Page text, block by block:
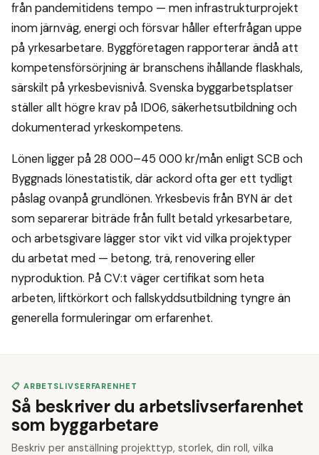
från pandemitidens tempo — men infrastrukturprojekt
inom järnväg, energi och försvar håller efterfrågan uppe
på yrkesarbetare. Byggföretagen rapporterar ändå att
kompetensförsörjning är branschens ihållande flaskhals,
särskilt på yrkesbevisnivå. Svenska byggarbetsplatser
ställer allt högre krav på ID06, säkerhetsutbildning och
dokumenterad yrkeskompetens.
Lönen ligger på 28 000–45 000 kr/mån enligt SCB och
Byggnads lönestatistik, där ackord ofta ger ett tydligt
påslag ovanpå grundlönen. Yrkesbevis från BYN är det
som separerar biträde från fullt betald yrkesarbetare,
och arbetsgivare lägger stor vikt vid vilka projektyper
du arbetat med — betong, trä, renovering eller
nyproduktion. På CV:t väger certifikat som heta
arbeten, liftkörkort och fallskyddsutbildning tyngre än
generella formuleringar om erfarenhet.
📋 ARBETSLIVSERFARENHET
Så beskriver du arbetslivserfarenhet
som byggarbetare
Beskriv per anställning projekttyp, storlek, din roll, vilka